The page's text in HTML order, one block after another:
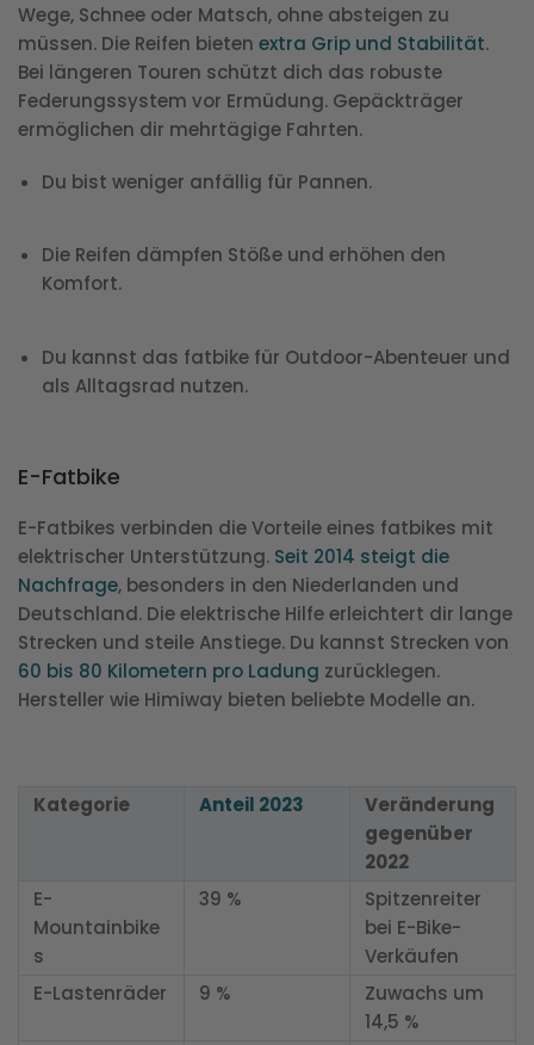
Wege, Schnee oder Matsch, ohne absteigen zu
müssen. Die Reifen bieten extra Grip und Stabilität.
Bei längeren Touren schützt dich das robuste
Federungssystem vor Ermüdung. Gepäckträger
ermöglichen dir mehrtägige Fahrten.
Du bist weniger anfällig für Pannen.
Die Reifen dämpfen Stöße und erhöhen den
Komfort.
Du kannst das fatbike für Outdoor-Abenteuer und
als Alltagsrad nutzen.
E-Fatbike
E-Fatbikes verbinden die Vorteile eines fatbikes mit
elektrischer Unterstützung. Seit 2014 steigt die
Nachfrage, besonders in den Niederlanden und
Deutschland. Die elektrische Hilfe erleichtert dir lange
Strecken und steile Anstiege. Du kannst Strecken von
60 bis 80 Kilometern pro Ladung zurücklegen.
Hersteller wie Himiway bieten beliebte Modelle an.
Kategorie Anteil 2023
Veränderung
gegenüber
2022
E-
Mountainbike
s
39 %
Spitzenreiter
bei E-Bike-
Verkäufen
E-Lastenräder
9 %
Zuwachs um
14,5 %